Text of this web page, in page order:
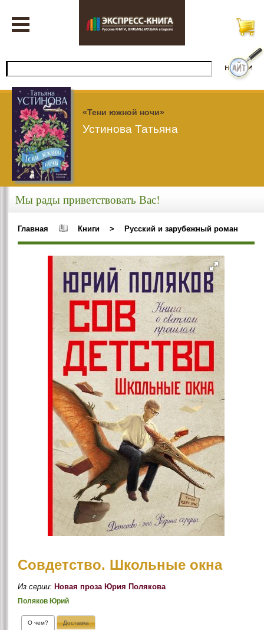
«Тени южной ночи»
Устинова Татьяна
Мы рады приветствовать Вас!
Главная Книги > Русский и зарубежный роман
Совдетство. Школьные окна
Из серии:Новая проза Юрия Полякова
Поляков Юрий
О чем? Доставка